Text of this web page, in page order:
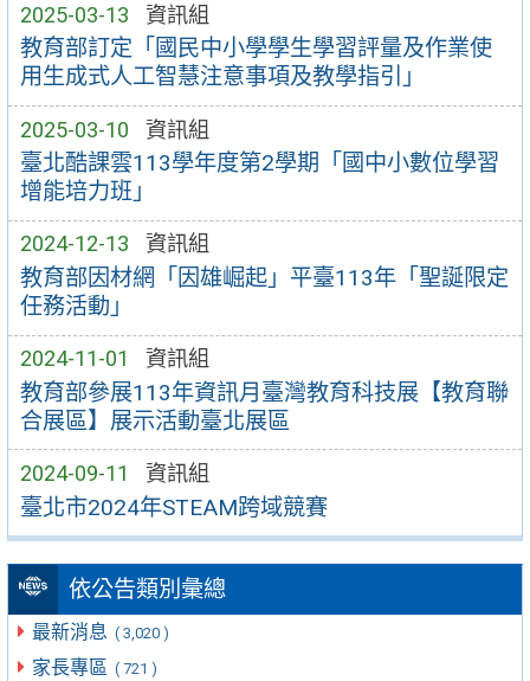
2025-03-13 資訊組
教育部訂定「國民中小學學生學習評量及作業使
用生成式人工智慧注意事項及教學指引」
2025-03-10 資訊組
臺北酷課雲113學年度第2學期「國中小數位學習
增能培力班」
2024-12-13 資訊組
教育部因材網「因雄崛起」平臺113年「聖誕限定
任務活動」
2024-11-01 資訊組
教育部參展113年資訊月臺灣教育科技展【教育聯
合展區】展示活動臺北展區
2024-09-11 資訊組
臺北市2024年STEAM跨域競賽
依公告類別彙總
最新消息 ( 3,020 )
家長專區 ( 721 )